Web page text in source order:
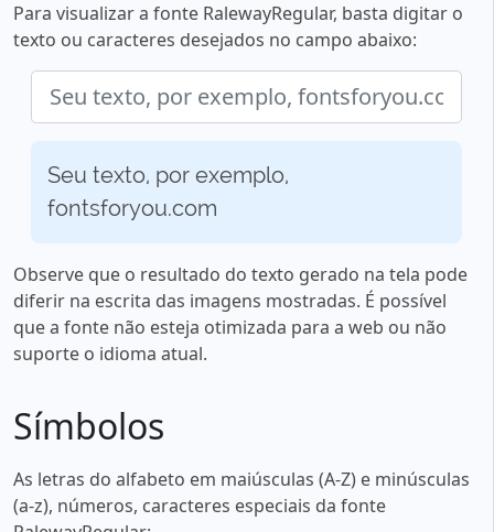
Para visualizar a fonte RalewayRegular, basta digitar o
texto ou caracteres desejados no campo abaixo:
Seu texto, por exemplo,
fontsforyou.com
Observe que o resultado do texto gerado na tela pode
diferir na escrita das imagens mostradas. É possível
que a fonte não esteja otimizada para a web ou não
suporte o idioma atual.
Símbolos
As letras do alfabeto em maiúsculas (A-Z) e minúsculas
(a-z), números, caracteres especiais da fonte